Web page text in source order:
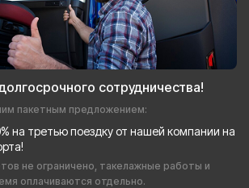
сотрудничества!
пакетным предложением:
на третью поездку от нашей компании на
не ограничено, такелажные работы и
оплачиваются отдельно.